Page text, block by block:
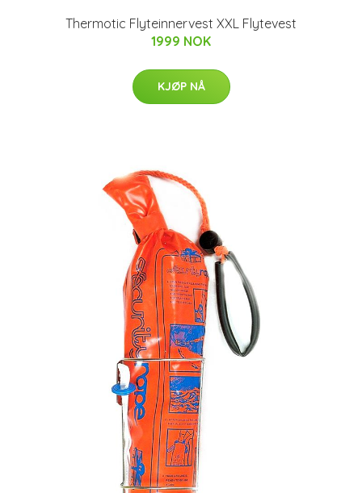
Thermotic Flyteinnervest XXL Flytevest
1999 NOK
KJØP NÅ